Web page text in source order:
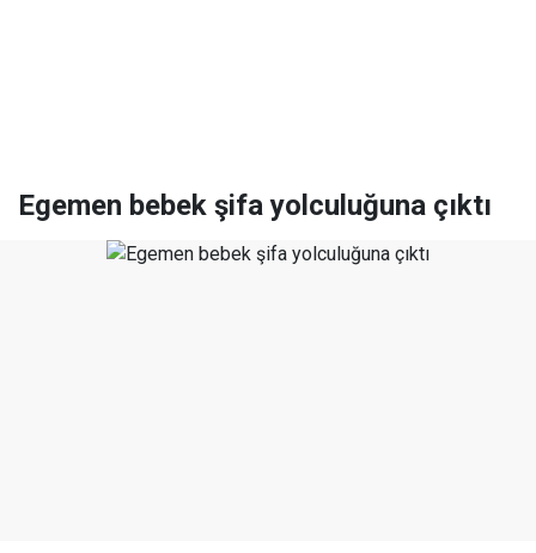
Egemen bebek şifa yolculuğuna çıktı